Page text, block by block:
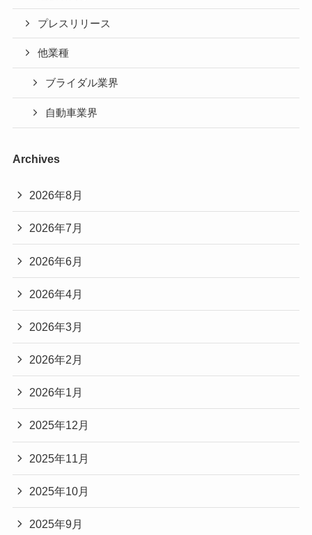
プレスリリース
他業種
ブライダル業界
自動車業界
Archives
2026年8月
2026年7月
2026年6月
2026年4月
2026年3月
2026年2月
2026年1月
2025年12月
2025年11月
2025年10月
2025年9月